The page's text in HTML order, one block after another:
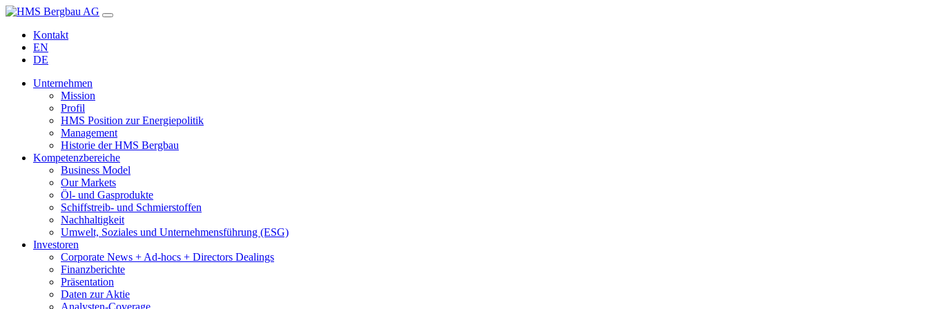
Kontakt
EN
DE
Unternehmen
Mission
Profil
HMS Position zur Energiepolitik
Management
Historie der HMS Bergbau
Kompetenzbereiche
Business Model
Our Markets
Öl- und Gasprodukte
Schiffstreib- und Schmierstoffen
Nachhaltigkeit
Umwelt, Soziales und Unternehmensführung (ESG)
Investoren
Corporate News + Ad-hocs + Directors Dealings
Finanzberichte
Präsentation
Daten zur Aktie
Analysten-Coverage